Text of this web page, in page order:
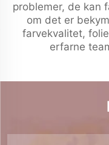
problemer, de kan
om det er
farvekvalitet,
erfarne